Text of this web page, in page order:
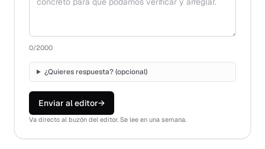
0/2000
¿Quieres respuesta? (opcional)
Enviar al editor→
Va directo al buzón del editor. Se lee en una semana.